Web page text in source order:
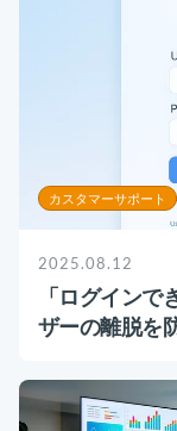
カスタマーサポート
2025.08.12
「ログイン
ザーの離脱を